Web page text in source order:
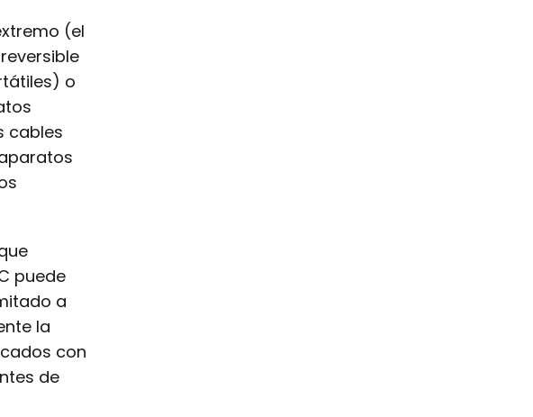
(el
o
cables
puede
a
la
con
de